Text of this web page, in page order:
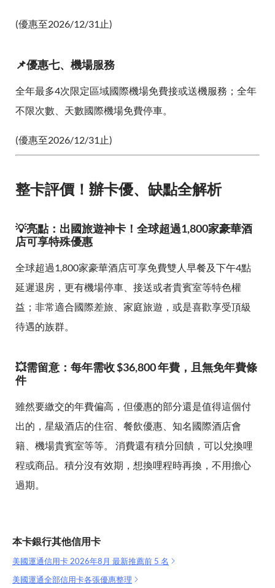
(優惠至2026/12/31止)
📌優惠七、機場服務
全年最多4次限定區域國際機場免費接或送機服務；全年
不限次數、天數國際機場免費停車。
(優惠至2026/12/31止)
整卡評價！辦卡優、缺點全解析
💡亮點：出國旅遊神卡！全球超過1,800家豪華酒
店可享特殊優惠
全球超過1,800家豪華酒店可享免費雙人早餐及下午4點
延遲退房，更有機場停車、接送或者貴賓室等特色權
益；非常適合國際差旅、家庭旅遊，或是喜歡享受頂級
待遇的族群。
💥需留意：每年需收 $36,800 年費，且無免年費條
件
雖然要繳交的年費偏高，但優惠的部分還是值得這個付
出的，星級酒店的住宿、餐飲優惠、知名國際酒店會
籍、機場貴賓室等等。 消費還有積分回饋，可以兌換哩
程或商品。積分沒有效期，想換哩程時再換，不用擔心
過期。
本卡銀行其他信用卡
美國運通信用卡 2026年8月 最新推薦前 5 名
美國運通全部信用卡各張優惠整理